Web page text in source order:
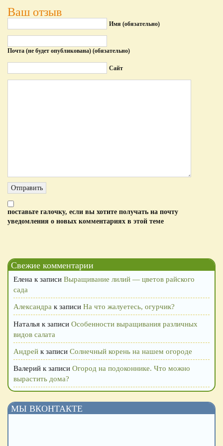
Ваш отзыв
Имя (обязательно)
Почта (не будет опубликована) (обязательно)
Сайт
поставьте галочку, если вы хотите получать на почту
уведомления о новых комментариях в этой теме
Свежие комментарии
Елена к записи Выращивание лилий — цветов райского
сада
Александра к записи На что жалуетесь, огурчик?
Наталья к записи Особенности выращивания различных
видов салата
Андрей к записи Солнечный корень на нашем огороде
Валерий к записи Огород на подоконнике. Что можно
вырастить дома?
МЫ ВКОНТАКТЕ